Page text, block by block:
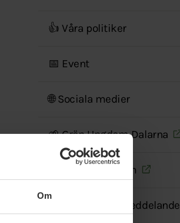
Om
👍 Våra politiker
📅 Event
🌐 Sociala medier
🌱 Grön Ungdom Dalarna
💚 Medlemsforum
✅ Transparensmeddelande